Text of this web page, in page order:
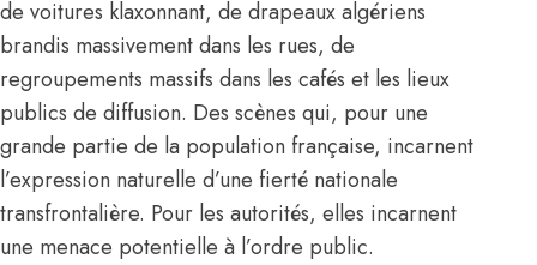
de voitures klaxonnant, de drapeaux algériens
brandis massivement dans les rues, de
regroupements massifs dans les cafés et les lieux
publics de diffusion. Des scènes qui, pour une
grande partie de la population française, incarnent
l’expression naturelle d’une fierté nationale
transfrontalière. Pour les autorités, elles incarnent
une menace potentielle à l’ordre public.